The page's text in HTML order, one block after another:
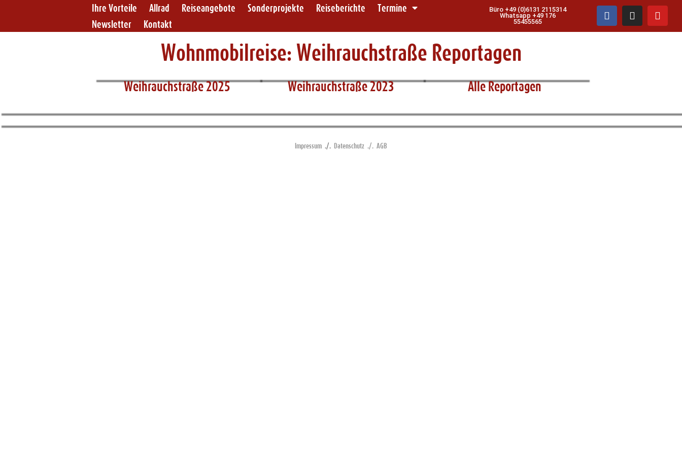
Ihre Vorteile Allrad Reiseangebote Sonderprojekte Reiseberichte
Termine
Newsletter
Kontakt
Büro +49 (0)6131 2115314
Whatsapp +49 176
55455565
Wohnmobilreise: Weihrauchstraße Reportagen
Weihrauchstraße 2025 Weihrauchstraße 2023 Alle Reportagen
Impressum ./. Datenschutz ./. AGB